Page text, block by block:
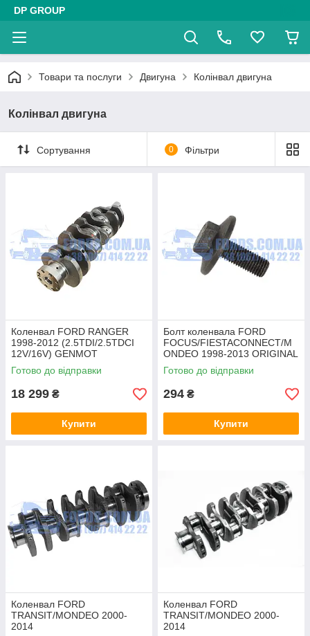
DP GROUP
Товари та послуги Двигуна Колінвал двигуна
Колінвал двигуна
Сортування 0 Фільтри
Коленвал FORD RANGER
1998-2012 (2.5TDI/2.5TDCI
12V/16V) GENMOT
Готово до відправки
18 299 ₴
Купити
Болт коленвала FORD
FOCUS/FIESTACONNECT/M
ONDEO 1998-2013 ORIGINAL
Готово до відправки
294 ₴
Купити
Коленвал FORD
TRANSIT/MONDEO 2000-
2014
Коленвал FORD
TRANSIT/MONDEO 2000-
2014